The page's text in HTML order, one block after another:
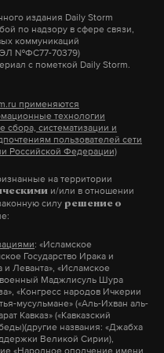
Telegram
VK
издания Daily Storm
по надзору в сфере связи,
коммуникаций
ЭЛ №ФС77-70379)
с пометкой Daily Storm.
применяются
технологии
сбора, систематизации и
пользователей сети
Российской Федерации)
на территории
и/или в отношении
силу решение о
: «Исламское
Государство Ирака и
и Леванта», «Исламское
военный Маджлисуль Шура
«Конгресс народов Ичкерии
мусульмане» («Аль-Ихван аль-
Кавказ» («Кавказский
названия: «Джабха
Великой Сирии),
«Народное ополчение имени